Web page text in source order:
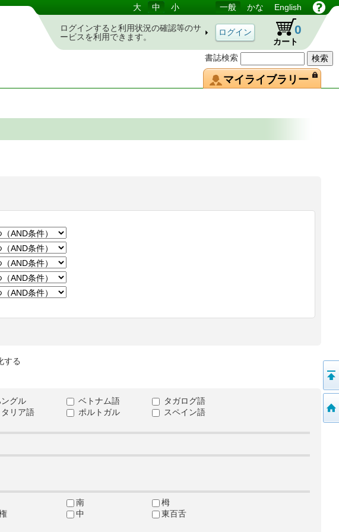
書誌検索
大 中 小 一般 かな English
ログインすると利用状況の確認等のサ
ービスを利用できます。
カート
0
マイライブラリー
する
グル ベトナム語
タガログ語
タリア語 ポルトガル
スペイン語
南
栂
中
東百舌